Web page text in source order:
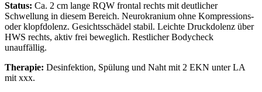
Status: Ca. 2 cm lange RQW frontal rechts mit deutlicher
Schwellung in diesem Bereich. Neurokranium ohne Kompressions-
oder klopfdolenz. Gesichtsschädel stabil. Leichte Druckdolenz über
HWS rechts, aktiv frei beweglich. Restlicher Bodycheck
unauffällig.
Therapie: Desinfektion, Spülung und Naht mit 2 EKN unter LA
mit xxx.